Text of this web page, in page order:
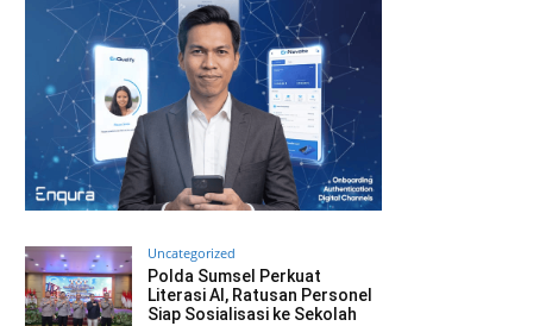
Uncategorized
Polda Sumsel Perkuat
Literasi AI, Ratusan Personel
Siap Sosialisasi ke Sekolah